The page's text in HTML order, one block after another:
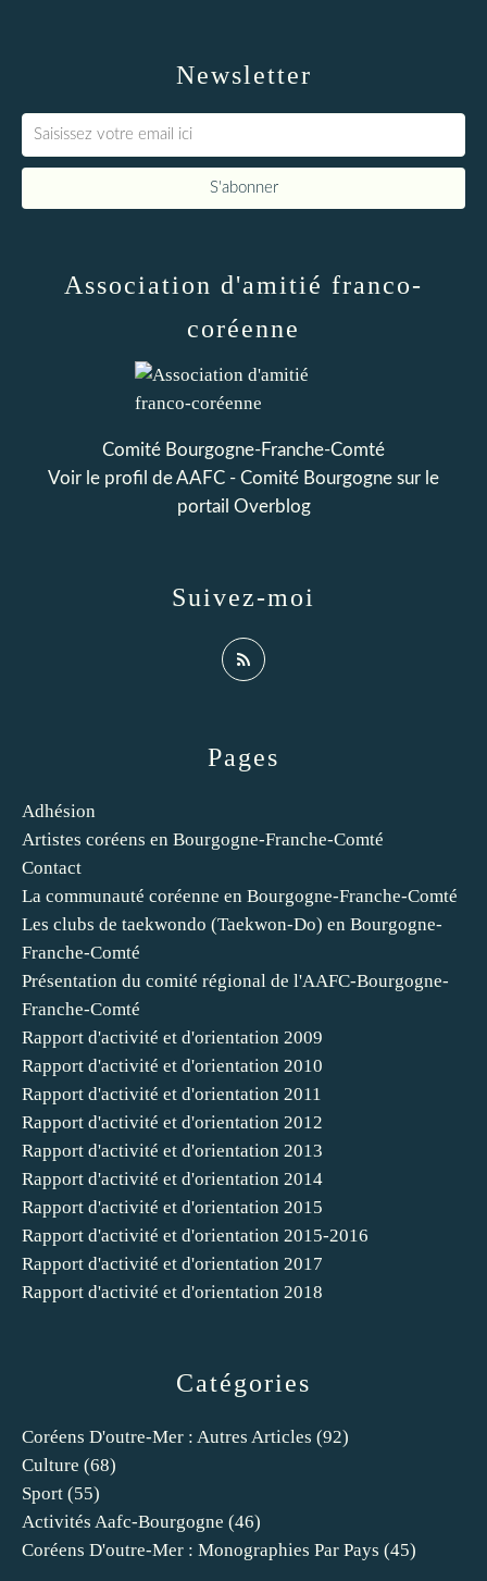
Newsletter
Catégories
Coréens D'outre-Mer : Autres Articles (92)
Culture (68)
Sport (55)
Activités Aafc-Bourgogne (46)
Coréens D'outre-Mer : Monographies Par Pays (45)
Pages
Adhésion
Artistes coréens en Bourgogne-Franche-Comté
Contact
La communauté coréenne en Bourgogne-Franche-Comté
Les clubs de taekwondo (Taekwon-Do) en Bourgogne-
Franche-Comté
Présentation du comité régional de l'AAFC-Bourgogne-
Franche-Comté
Rapport d'activité et d'orientation 2009
Rapport d'activité et d'orientation 2010
Rapport d'activité et d'orientation 2011
Rapport d'activité et d'orientation 2012
Rapport d'activité et d'orientation 2013
Rapport d'activité et d'orientation 2014
Rapport d'activité et d'orientation 2015
Rapport d'activité et d'orientation 2015-2016
Rapport d'activité et d'orientation 2017
Rapport d'activité et d'orientation 2018
Association d'amitié franco-
coréenne
Comité Bourgogne-Franche-Comté
Voir le profil deAAFC - Comité Bourgogne sur le
portail Overblog
Suivez-moi